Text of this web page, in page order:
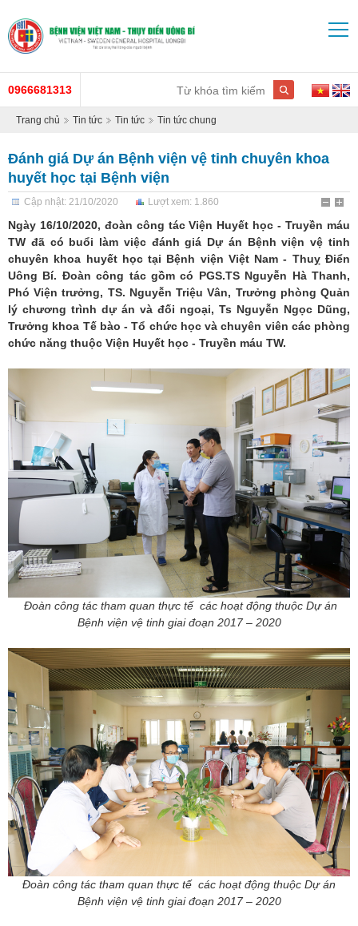
0966681313
Trang chủ Tin tức Tin tức Tin tức chung
Đánh giá Dự án Bệnh viện vệ tinh chuyên khoa
huyết học tại Bệnh viện
Cập nhật: 21/10/2020 Lượt xem: 1.860
Ngày 16/10/2020, đoàn công tác Viện Huyết học - Truyền máu
TW đã có buổi làm việc đánh giá Dự án Bệnh viện vệ tinh
chuyên khoa huyết học tại Bệnh viện Việt Nam - Thuỵ Điển
Uông Bí. Đoàn công tác gồm có PGS.TS Nguyễn Hà Thanh,
Phó Viện trưởng, TS. Nguyễn Triệu Vân, Trưởng phòng Quản
lý chương trình dự án và đối ngoại, Ts Nguyễn Ngọc Dũng,
Trưởng khoa Tế bào - Tổ chức học và chuyên viên các phòng
chức năng thuộc Viện Huyết học - Truyền máu TW.
Đoàn công tác tham quan thực tế các hoạt động thuộc Dự án
Bệnh viện vệ tinh giai đoạn 2017 – 2020
Đoàn công tác tham quan thực tế các hoạt động thuộc Dự án
Bệnh viện vệ tinh giai đoạn 2017 – 2020